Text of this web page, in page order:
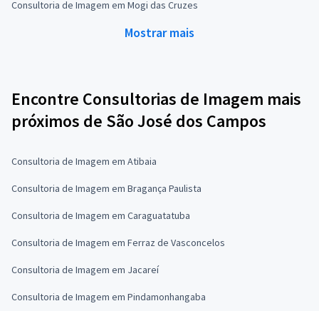
Consultoria de Imagem em Mogi das Cruzes
Mostrar mais
Encontre Consultorias de Imagem mais
próximos de São José dos Campos
Consultoria de Imagem em Atibaia
Consultoria de Imagem em Bragança Paulista
Consultoria de Imagem em Caraguatatuba
Consultoria de Imagem em Ferraz de Vasconcelos
Consultoria de Imagem em Jacareí
Consultoria de Imagem em Pindamonhangaba